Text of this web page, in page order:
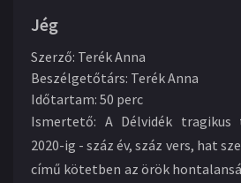
Jég
Szerző: Terék Anna
Beszélgetőtárs: Terék Anna
Időtartam: 50 perc
Ismertető: A Délvidék tragikus
2020-ig - száz év, száz vers, hat
című kötetben az örök